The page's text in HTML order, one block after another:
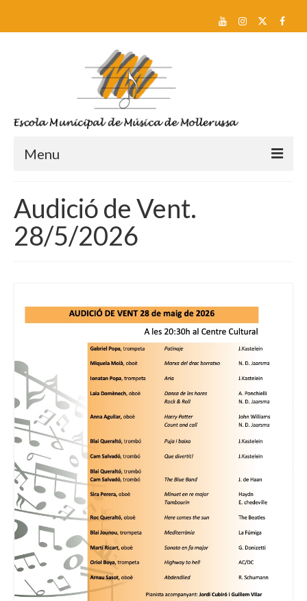
Menu
Escola
Sobre nosaltres
Pla d’estudis
Calendari escolar
Documentació
AFA
Lloguer d’instruments
Taxes
Activitats
Horaris
Horaris curs 2026/2027
Contacta
Audició de Vent.
28/5/2026